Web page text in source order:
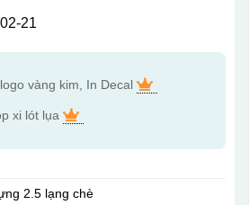
21
vàng kim, In Decal
xi lót lụa
2.5 lạng chè